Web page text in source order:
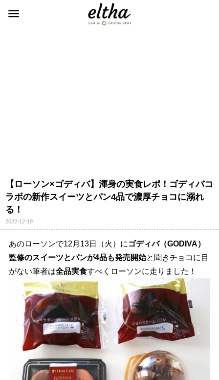
【ローソン×ゴディバ】渾身の実食レポ！ゴディバコ
ラボの新作スイーツとパン4品で濃厚チョコに溺れ
る！
2022-12-19
あのローソンで12月13日（火）に ゴディバ（GODIVA）
監修のスイーツとパンが4品も発売開始と聞きチョコに目
がない筆者は全品実食すべくローソンに走りました！